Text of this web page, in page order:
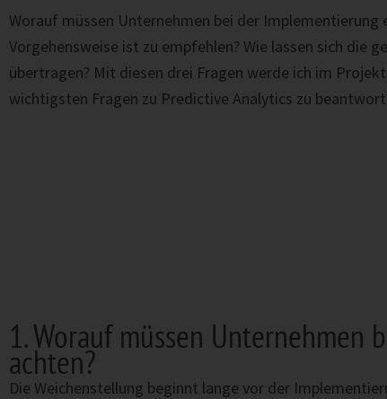
Worauf müssen Unternehmen bei der Implementierung
Vorgehensweise ist zu empfehlen? Wie lassen sich die
übertragen? Mit diesen drei Fragen werde ich im
wichtigsten Fragen zu Predictive Analytics zu
1. Worauf müssen
achten?
Die Weichenstellung beginnt lange vor der